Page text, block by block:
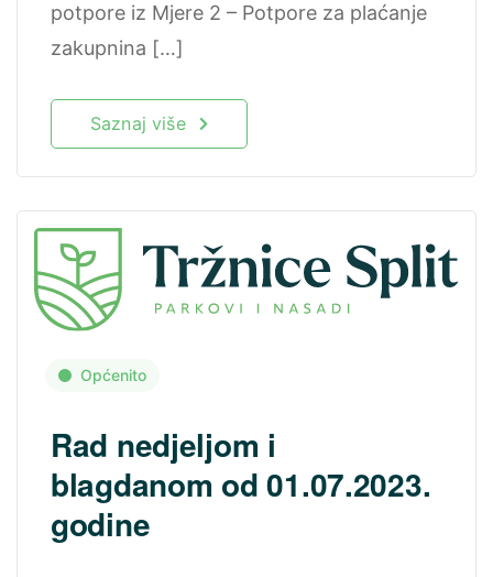
potpore iz Mjere 2 – Potpore za plaćanje
zakupnina […]
Saznaj više
Općenito
Rad nedjeljom i
blagdanom od 01.07.2023.
godine